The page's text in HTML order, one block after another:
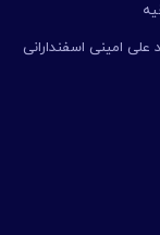
امینی اسفندارانی